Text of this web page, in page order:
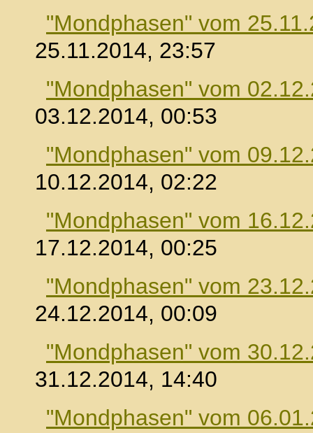
"Mondphasen" vom
25.11.2014, 23:57
"Mondphasen" vom
03.12.2014, 00:53
"Mondphasen" vom
10.12.2014, 02:22
"Mondphasen" vom
17.12.2014, 00:25
"Mondphasen" vom
24.12.2014, 00:09
"Mondphasen" vom
31.12.2014, 14:40
"Mondphasen" vom